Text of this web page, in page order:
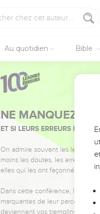
Au quotidien Bible
NE MANQUEZ
ET SI LEURS ERREURS
On admire souvent les leaders
moins les doutes, les erreurs et
elles qui les ont façonnés.
Dans cette conférence, leaders,
marquantes de leur parcours et
deviennent vos tremplins. Que